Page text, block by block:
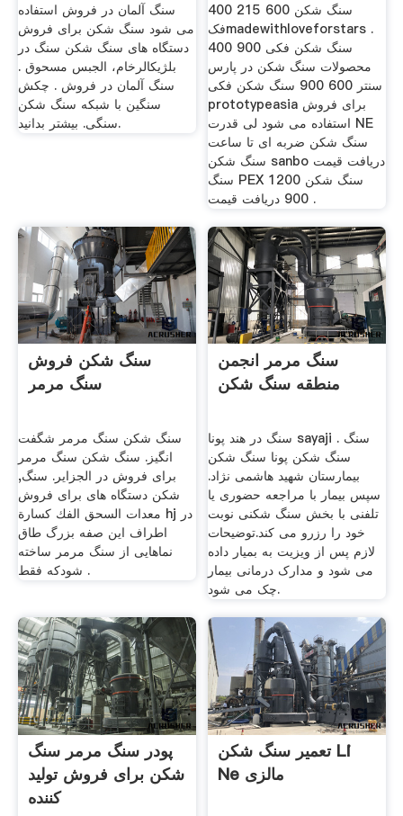
سنگ آلمان در فروش استفاده
می شود سنگ شکن برای فروش
دستگاه های سنگ شکن سنگ در
بلژیکالرخام، الجبس مسحوق .
سنگ آلمان در فروش . چکش
سنگین با شبکه سنگ شکن
سنگی. بیشتر بدانید.
400 215 600 سنگ شکن
فکmadewithloveforstars .
سنگ شکن فکی 900 400
محصولات سنگ شکن در پارس
سنتر 600 900 سنگ شکن فکی
prototypeasia برای فروش
استفاده می شود لی قدرت NE
سنگ شکن ضربه ای تا ساعت
سنگ شکن sanbo دریافت قیمت
سنگ PEX سنگ شکن 1200
900 دریافت قیمت .
سنگ شکن فروش
سنگ مرمر
سنگ شکن سنگ مرمر شگفت
انگیز. سنگ شکن سنگ مرمر
برای فروش در الجزایر. سنگ,
شکن دستگاه های برای فروش
معدات السحق الفك كسارة hj در
اطراف این صفه بزرگ طاق
نماهایی از سنگ مرمر ساخته
شودكه فقط .
سنگ مرمر انجمن
منطقه سنگ شکن
سنگ در هند پونا sayaji . سنگ
سنگ شکن پونا سنگ شکن
بیمارستان شهید هاشمی نژاد.
سپس بیمار با مراجعه حضوری یا
تلفنی با بخش سنگ شکنی نوبت
خود را رزرو می کند.توضیحات
لازم پس از ویزیت به بمیار داده
می شود و مدارک درمانی بیمار
چک می شود.
پودر سنگ مرمر سنگ
شکن برای فروش تولید
کننده
تعمیر سنگ شکن Li
Ne مالزی